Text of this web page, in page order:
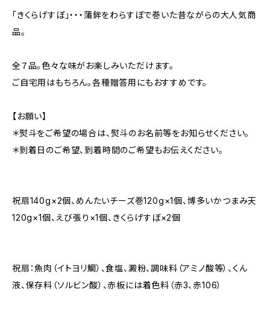
「きくらげすぼ」・・・蒲鉾をわらすぼで巻いた昔ながらの大人気商
品。
全７品。色々な味がお楽しみいただけます。
ご自宅用はもちろん。各種贈答用にもおすすめです。
【お願い】
＊熨斗をご希望の場合は、熨斗のお名前等をお知らせください。
＊到着日のご希望、到着時間のご希望もお伝えください。
祝扇140g×2個、めんたいチーズ巻120g×1個、博多いかつまみ天
120g×1個、えび張り×1個、きくらげすぼ×2個
祝扇：魚肉（イトヨリ鯛）、食塩、澱粉、調味料（アミノ酸等）、くん
液、保存料（ソルビン酸）、赤板には着色料（赤3、赤106）